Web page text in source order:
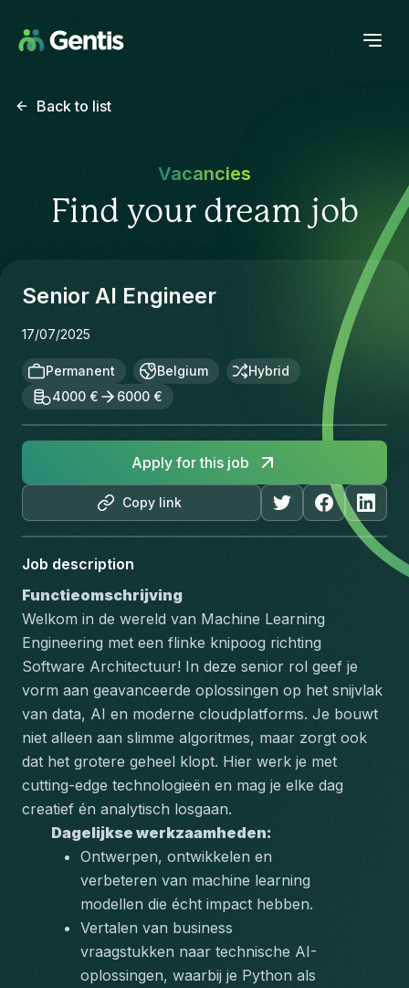
Back to list
Vacancies
Find your dream job
Senior AI Engineer
17/07/2025
Permanent Belgium
Hybrid
4000 €
6000 €
Copy link
Apply for this job
Job description
Functieomschrijving
Welkom in de wereld van Machine Learning
Engineering met een flinke knipoog richting
Software Architectuur! In deze senior rol geef je
vorm aan geavanceerde oplossingen op het snijvlak
van data, AI en moderne cloudplatforms. Je bouwt
niet alleen aan slimme algoritmes, maar zorgt ook
dat het grotere geheel klopt. Hier werk je met
cutting-edge technologieën en mag je elke dag
creatief én analytisch losgaan.
Dagelijkse werkzaamheden:
Ontwerpen, ontwikkelen en
verbeteren van machine learning
modellen die écht impact hebben.
Vertalen van business
vraagstukken naar technische AI-
oplossingen, waarbij je Python als